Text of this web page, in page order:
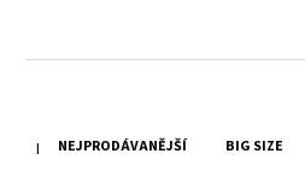
NEJPRODÁVANĚJŠÍ BIG SIZE
Pánská černá kožená bunda s kapucí